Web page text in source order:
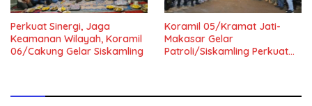
Perkuat Sinergi, Jaga
Keamanan Wilayah, Koramil
06/Cakung Gelar Siskamling
Koramil 05/Kramat Jati-
Makasar Gelar
Patroli/Siskamling Perkuat